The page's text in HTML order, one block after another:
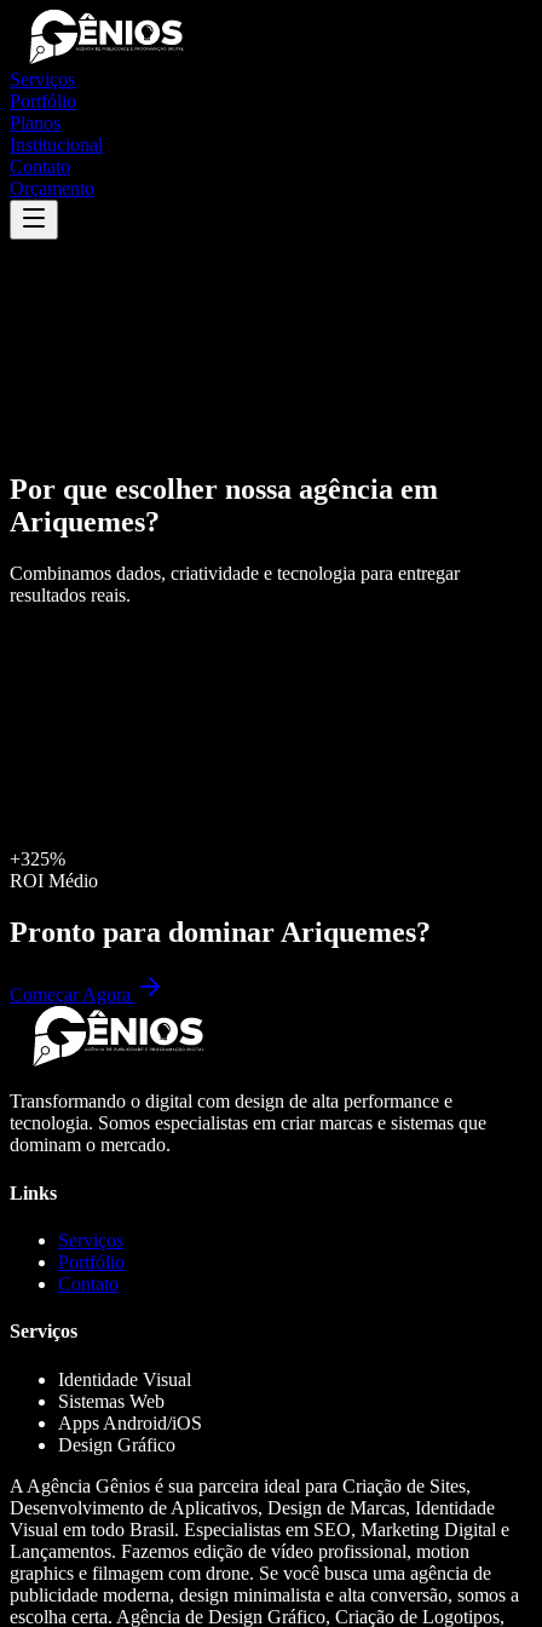
Serviços
Portfólio
Planos
Institucional
Contato
Orçamento
Por que escolher nossa agência em
Ariquemes?
Combinamos dados, criatividade e tecnologia para entregar
resultados reais.
+325%
ROI Médio
Pronto para dominar Ariquemes?
Começar Agora
Transformando o digital com design de alta performance e
tecnologia. Somos especialistas em criar marcas e sistemas que
dominam o mercado.
Links
Serviços
Portfólio
Contato
Serviços
Identidade Visual
Sistemas Web
Apps Android/iOS
Design Gráfico
A Agência Gênios é sua parceira ideal para Criação de Sites,
Desenvolvimento de Aplicativos, Design de Marcas, Identidade
Visual em todo Brasil. Especialistas em SEO, Marketing Digital e
Lançamentos. Fazemos edição de vídeo profissional, motion
graphics e filmagem com drone. Se você busca uma agência de
publicidade moderna, design minimalista e alta conversão, somos a
escolha certa. Agência de Design Gráfico, Criação de Logotipos,